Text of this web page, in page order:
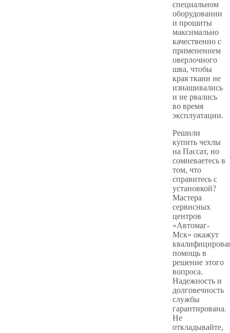
специальном
оборудовании
и прошиты
максимально
качественно с
применением
оверлочного
шва, чтобы
края ткани не
изнашивались
и не рвались
во время
эксплуатации.
Решили
купить чехлы
на Пассат, но
сомневаетесь в
том, что
справитесь с
установкой?
Мастера
сервисных
центров
«Автомаг-
Мск» окажут
помощь в
решение этого
вопроса.
Надежность и
долговечность
службы
гарантирована.
Не
откладывайте,